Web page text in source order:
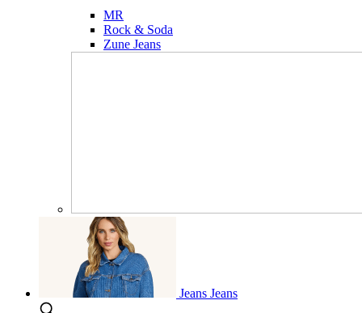
MR
Rock & Soda
Zune Jeans
Jeans Jeans